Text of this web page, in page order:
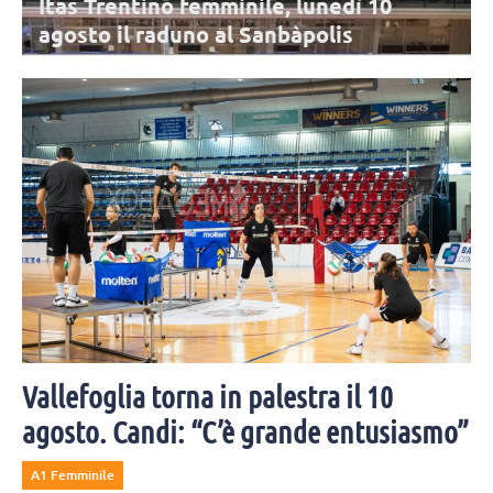
agosto il raduno al Sanbàpolis
per lunedì 10 agosto al Sanbàpolis. Presenti tutte le atlete in rosa,
tranne Frelih.
Vallefoglia torna in palestra il 10
agosto. Candi: “C’è grande entusiasmo”
A1 Femminile